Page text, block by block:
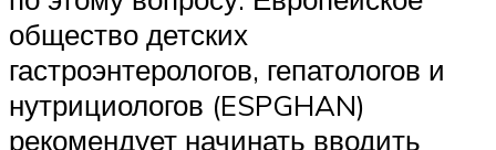
общество детских
гастроэнтерологов, гепатологов и
нутрициологов (ESPGHAN)
рекомендует начинать вводить